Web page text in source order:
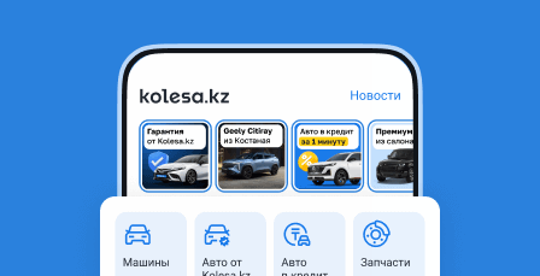
Катушка. Дросель.